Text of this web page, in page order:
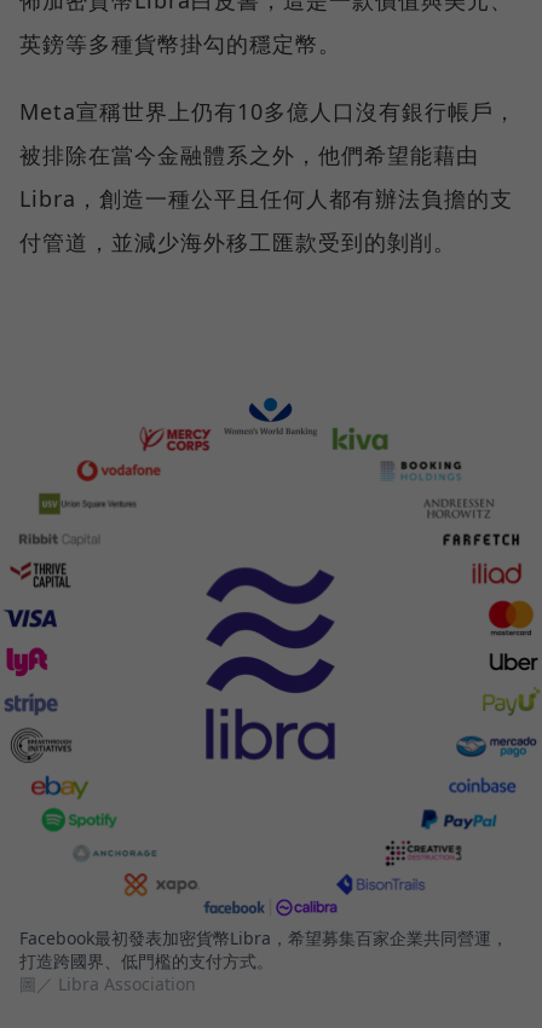
英鎊等多種貨幣掛勾的穩定幣。
Meta宣稱世界上仍有10多億人口沒有銀行帳戶，
被排除在當今金融體系之外，他們希望能藉由
Libra，創造一種公平且任何人都有辦法負擔的支
付管道，並減少海外移工匯款受到的剝削。
Facebook最初發表加密貨幣Libra，希望募集百家企業共同營運，
打造跨國界、低門檻的支付方式。
圖／ Libra Association